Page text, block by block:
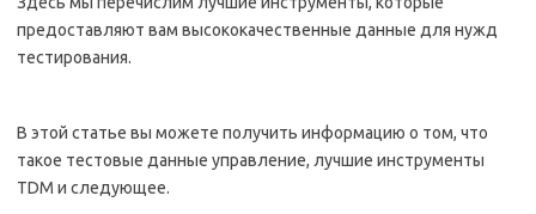
предоставляют вам высококачественные данные для нужд
тестирования.
В этой статье вы можете получить информацию о том, что
такое тестовые данные управление, лучшие инструменты
TDM и следующее.